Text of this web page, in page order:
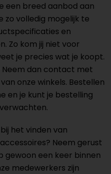
een breed aanbod aan
zo volledig mogelijk te
en
Zo kom jij niet voor
je precies wat je koopt.
Neem dan contact met
onze winkels. Bestellen
en je kunt je bestelling
het vinden van
Neem gerust
gewoon een keer binnen
medewerkers zijn